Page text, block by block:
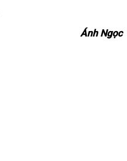
Ánh Ngọc